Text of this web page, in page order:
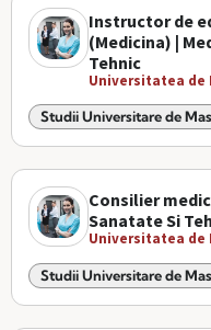
Instructor de
(Medicina) |
Tehnic
Universitatea de
Studii Universitare de
Consilier
Sanatate Si
Universitatea de
Studii Universitare de